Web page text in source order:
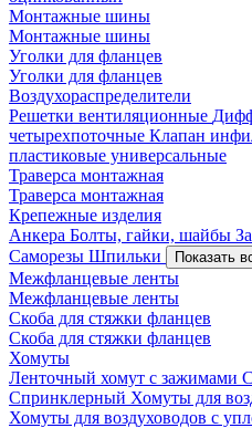
Монтажные шины
Монтажные шины
Уголки для фланцев
Уголки для фланцев
Воздухораспределители
Решетки вентиляционные
четырехпоточные Клапан
пластиковые универсальные
Траверса монтажная
Траверса монтажная
Крепежные изделия
Анкера Болты, гайки, шайбы
Саморезы Шпильки Показать
Межфланцевые ленты
Межфланцевые ленты
Скоба для стяжки фланцев
Скоба для стяжки фланцев
Хомуты
Ленточный хомут с зажимами
Спринклерный Хомуты для
Хомуты для воздуховодов с